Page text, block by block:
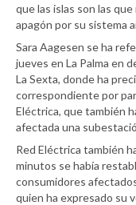
que las islas son las
apagón por su sistema
Sara Aagesen se ha
jueves en La Palma en
La Sexta, donde ha
correspondiente por
Eléctrica, que también
afectada una
Red Eléctrica también
minutos se había
consumidores
quien ha expresado su